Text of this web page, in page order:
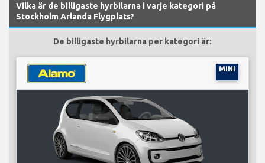
Vilka är de billigaste hyrbilarna i varje kategori på
Stockholm Arlanda Flygplats?
De billigaste hyrbilarna per kategori är:
MINI